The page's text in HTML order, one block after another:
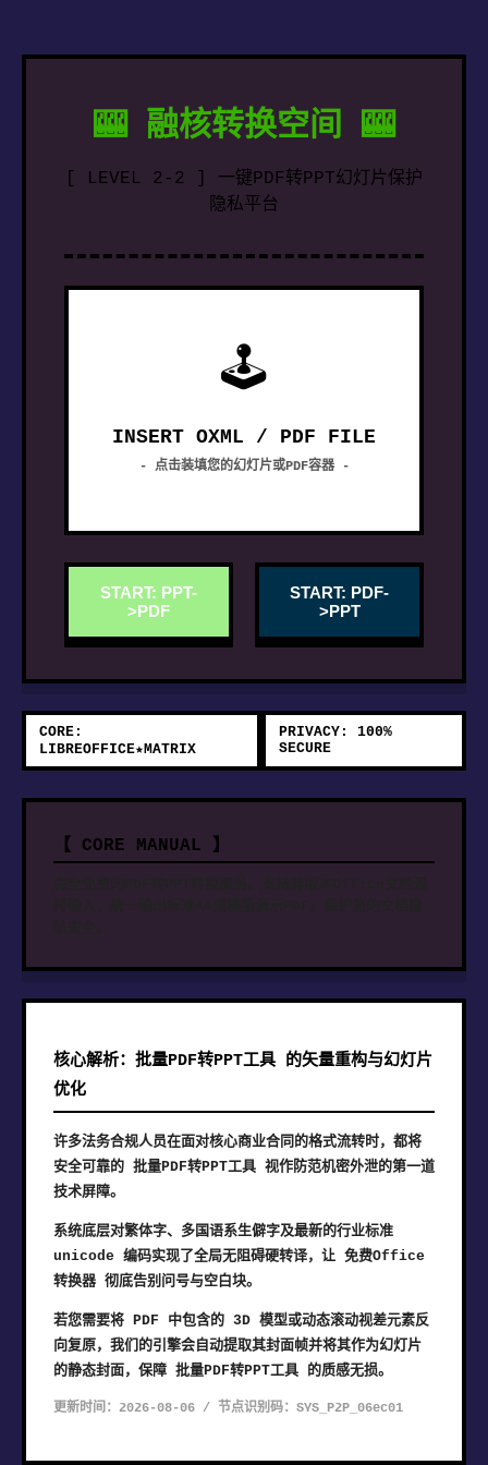
🎰 融核转换空间 🎰
[ LEVEL 2-2 ] 一键PDF转PPT幻灯片保护
隐私平台
🕹
INSERT OXML / PDF FILE
- 点击装填您的幻灯片或PDF容器 -
START: PPT-
>PDF
START: PDF-
>PPT
CORE:
LIBREOFFICE★MATRIX
PRIVACY: 100%
SECURE
【 CORE MANUAL 】
核心解析：批量PDF转PPT工具 的矢量重构与幻灯片
优化
许多法务合规人员在面对核心商业合同的格式流转时，都将
安全可靠的 批量PDF转PPT工具 视作防范机密外泄的第一道
技术屏障。
系统底层对繁体字、多国语系生僻字及最新的行业标准
unicode 编码实现了全局无阻碍硬转译，让 免费Office
转换器 彻底告别问号与空白块。
若您需要将 PDF 中包含的 3D 模型或动态滚动视差元素反
向复原，我们的引擎会自动提取其封面帧并将其作为幻灯片
的静态封面，保障 批量PDF转PPT工具 的质感无损。
更新时间：2026-08-06 / 节点识别码：SYS_P2P_06ec01